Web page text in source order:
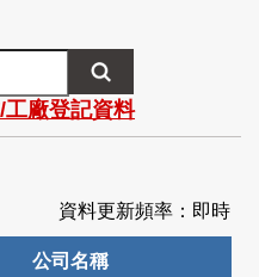
工廠登記資料
資料更新頻率：即時
公司名稱